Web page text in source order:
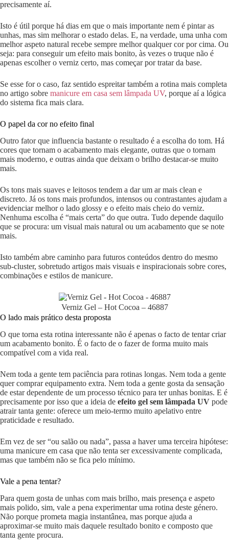
precisamente aí.
Isto é útil porque há dias em que o mais importante nem é pintar as
unhas, mas sim melhorar o estado delas. E, na verdade, uma unha com
melhor aspeto natural recebe sempre melhor qualquer cor por cima. Ou
seja: para conseguir um efeito mais bonito, às vezes o truque não é
apenas escolher o verniz certo, mas começar por tratar da base.
Se esse for o caso, faz sentido espreitar também a rotina mais completa
no artigo sobre manicure em casa sem lâmpada UV, porque aí a lógica
do sistema fica mais clara.
O papel da cor no efeito final
Outro fator que influencia bastante o resultado é a escolha do tom. Há
cores que tornam o acabamento mais elegante, outras que o tornam
mais moderno, e outras ainda que deixam o brilho destacar-se muito
mais.
Os tons mais suaves e leitosos tendem a dar um ar mais clean e
discreto. Já os tons mais profundos, intensos ou contrastantes ajudam a
evidenciar melhor o lado glossy e o efeito mais cheio do verniz.
Nenhuma escolha é “mais certa” do que outra. Tudo depende daquilo
que se procura: um visual mais natural ou um acabamento que se note
mais.
Isto também abre caminho para futuros conteúdos dentro do mesmo
sub-cluster, sobretudo artigos mais visuais e inspiracionais sobre cores,
combinações e estilos de manicure.
Verniz Gel – Hot Cocoa – 46887
O lado mais prático desta proposta
O que torna esta rotina interessante não é apenas o facto de tentar criar
um acabamento bonito. É o facto de o fazer de forma muito mais
compatível com a vida real.
Nem toda a gente tem paciência para rotinas longas. Nem toda a gente
quer comprar equipamento extra. Nem toda a gente gosta da sensação
de estar dependente de um processo técnico para ter unhas bonitas. E é
precisamente por isso que a ideia de efeito gel sem lâmpada UV pode
atrair tanta gente: oferece um meio-termo muito apelativo entre
praticidade e resultado.
Em vez de ser “ou salão ou nada”, passa a haver uma terceira hipótese:
uma manicure em casa que não tenta ser excessivamente complicada,
mas que também não se fica pelo mínimo.
Vale a pena tentar?
Para quem gosta de unhas com mais brilho, mais presença e aspeto
mais polido, sim, vale a pena experimentar uma rotina deste género.
Não porque prometa magia instantânea, mas porque ajuda a
aproximar-se muito mais daquele resultado bonito e composto que
tanta gente procura.